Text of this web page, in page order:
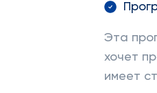
Эта
хочет
имеет